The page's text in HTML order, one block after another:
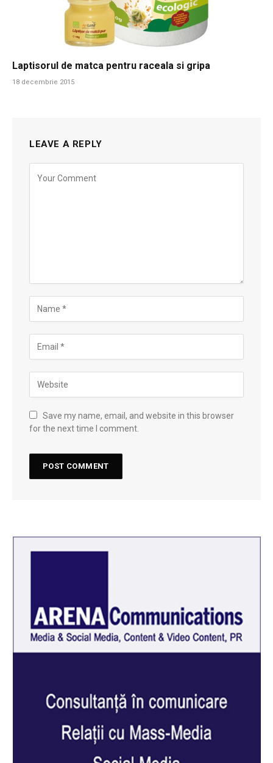
Laptisorul de matca pentru raceala si gripa
18 decembrie 2015
LEAVE A REPLY
Save my name, email, and website in this browser
for the next time I comment.